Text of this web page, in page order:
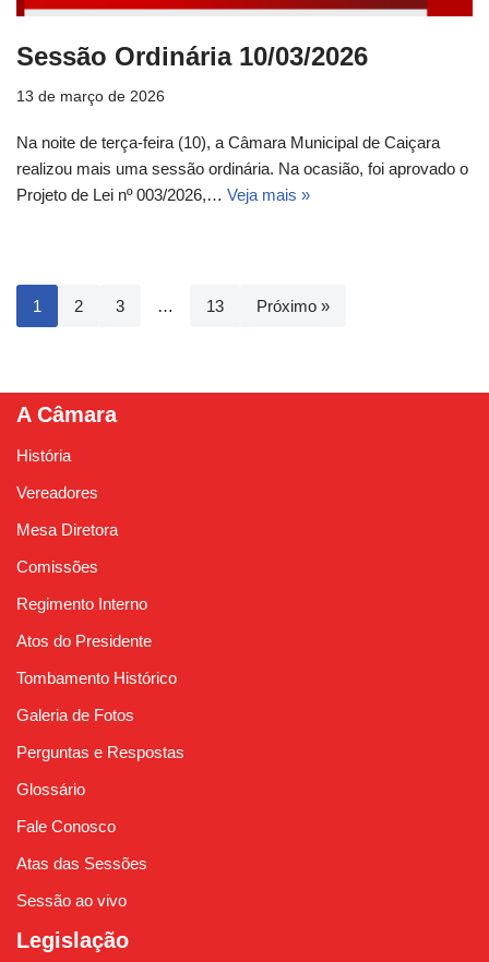
Sessão Ordinária 10/03/2026
13 de março de 2026
Na noite de terça-feira (10), a Câmara Municipal de Caiçara
realizou mais uma sessão ordinária. Na ocasião, foi aprovado o
Projeto de Lei nº 003/2026,… Veja mais »
1 2 3 … 13 Próximo »
A Câmara
História
Vereadores
Mesa Diretora
Comissões
Regimento Interno
Atos do Presidente
Tombamento Histórico
Galeria de Fotos
Perguntas e Respostas
Glossário
Fale Conosco
Atas das Sessões
Sessão ao vivo
Legislação